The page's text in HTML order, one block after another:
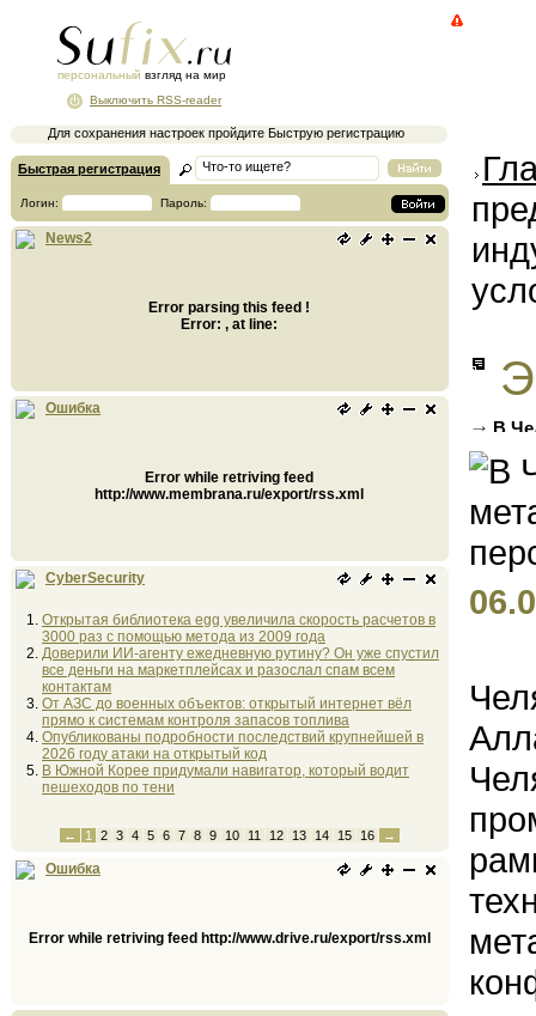
персональный взгляд на мир
Для сохранения настроек пройдите Быструю регистрацию
Выключить RSS-reader
Быстрая регистрация
Логин: Пароль:
News2
Error parsing this feed !
Error: , at line:
Ошибка
Error while retriving feed
http://www.membrana.ru/export/rss.xml
CyberSecurity
Открытая библиотека egg увеличила скорость расчетов в
3000 раз с помощью метода из 2009 года
Доверили ИИ-агенту ежедневную рутину? Он уже спустил
все деньги на маркетплейсах и разослал спам всем
контактам
От АЗС до военных объектов: открытый интернет вёл
прямо к системам контроля запасов топлива
Опубликованы подробности последствий крупнейшей в
2026 году атаки на открытый код
В Южной Корее придумали навигатор, который водит
пешеходов по тени
← 1 2 3 4 5 6 7 8 9 10 11 12 13 14 15 16 →
Ошибка
Error while retriving feed http://www.drive.ru/export/rss.xml
В